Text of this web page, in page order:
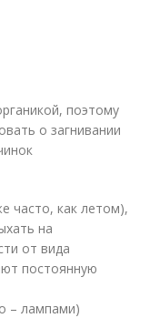
поэтому
о загнивании
часто, как летом),
на
от вида
постоянную
– лампами)